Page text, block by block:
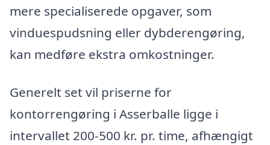
mere specialiserede opgaver, som
vinduespudsning eller dybderengøring,
kan medføre ekstra omkostninger.
Generelt set vil priserne for
kontorrengøring i Asserballe ligge i
intervallet 200-500 kr. pr. time, afhængigt